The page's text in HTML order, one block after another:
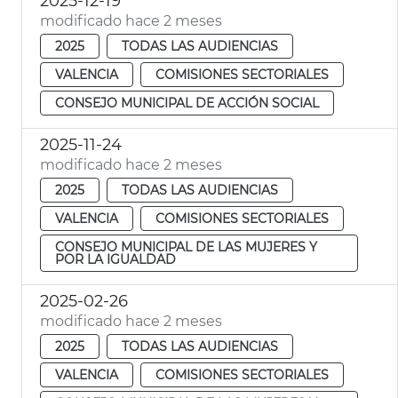
modificado hace 2 meses
2025
TODAS LAS AUDIENCIAS
VALENCIA
COMISIONES SECTORIALES
CONSEJO MUNICIPAL DE ACCIÓN SOCIAL
2025-11-24
modificado hace 2 meses
2025
TODAS LAS AUDIENCIAS
VALENCIA
COMISIONES SECTORIALES
CONSEJO MUNICIPAL DE LAS MUJERES Y
POR LA IGUALDAD
2025-02-26
modificado hace 2 meses
2025
TODAS LAS AUDIENCIAS
VALENCIA
COMISIONES SECTORIALES